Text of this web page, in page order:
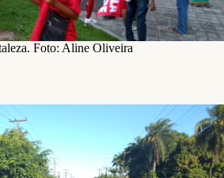
Foto: Aline Oliveira